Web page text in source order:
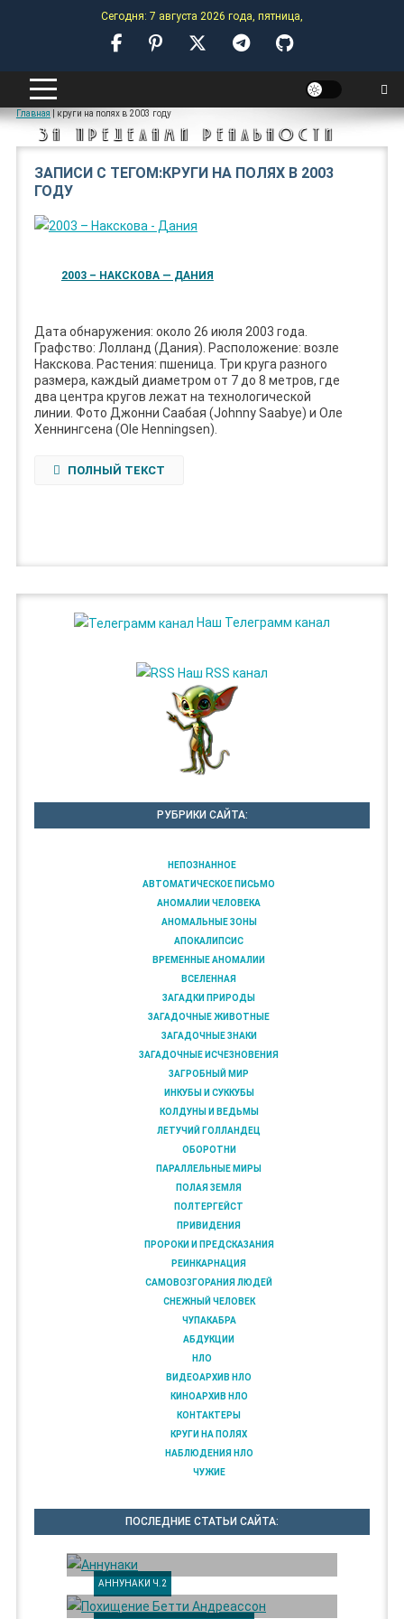
Сегодня: 7 августа 2026 года, пятница,
ANOMALY-HUB
ЗА ПРЕДЕЛАМИ РЕАЛЬНОСТИ
Главная круги на полях в 2003 году
ЗАПИСИ С ТЕГОМ:КРУГИ НА ПОЛЯХ В 2003
ГОДУ
2003 – НАКСКОВА — ДАНИЯ
Дата обнаружения: около 26 июля 2003 года.
Графство: Лолланд (Дания). Расположение: возле
Накскова. Растения: пшеница. Три круга разного
размера, каждый диаметром от 7 до 8 метров, где
два центра кругов лежат на технологической
линии. Фото Джонни Саабая (Johnny Saabye) и Оле
Хеннингсена (Ole Henningsen).
ПОЛНЫЙ ТЕКСТ
Наш Телеграмм канал
Наш RSS канал
РУБРИКИ САЙТА:
НЕПОЗНАННОЕ
АВТОМАТИЧЕСКОЕ ПИСЬМО
АНОМАЛИИ ЧЕЛОВЕКА
АНОМАЛЬНЫЕ ЗОНЫ
АПОКАЛИПСИС
ВРЕМЕННЫЕ АНОМАЛИИ
ВСЕЛЕННАЯ
ЗАГАДКИ ПРИРОДЫ
ЗАГАДОЧНЫЕ ЖИВОТНЫЕ
ЗАГАДОЧНЫЕ ЗНАКИ
ЗАГАДОЧНЫЕ ИСЧЕЗНОВЕНИЯ
ЗАГРОБНЫЙ МИР
ИНКУБЫ И СУККУБЫ
КОЛДУНЫ И ВЕДЬМЫ
ЛЕТУЧИЙ ГОЛЛАНДЕЦ
ОБОРОТНИ
ПАРАЛЛЕЛЬНЫЕ МИРЫ
ПОЛАЯ ЗЕМЛЯ
ПОЛТЕРГЕЙСТ
ПРИВИДЕНИЯ
ПРОРОКИ И ПРЕДСКАЗАНИЯ
РЕИНКАРНАЦИЯ
САМОВОЗГОРАНИЯ ЛЮДЕЙ
СНЕЖНЫЙ ЧЕЛОВЕК
ЧУПАКАБРА
АБДУКЦИИ
НЛО
ВИДЕОАРХИВ НЛО
КИНОАРХИВ НЛО
КОНТАКТЕРЫ
КРУГИ НА ПОЛЯХ
НАБЛЮДЕНИЯ НЛО
ЧУЖИЕ
ПОСЛЕДНИЕ СТАТЬИ САЙТА:
АННУНАКИ Ч.2